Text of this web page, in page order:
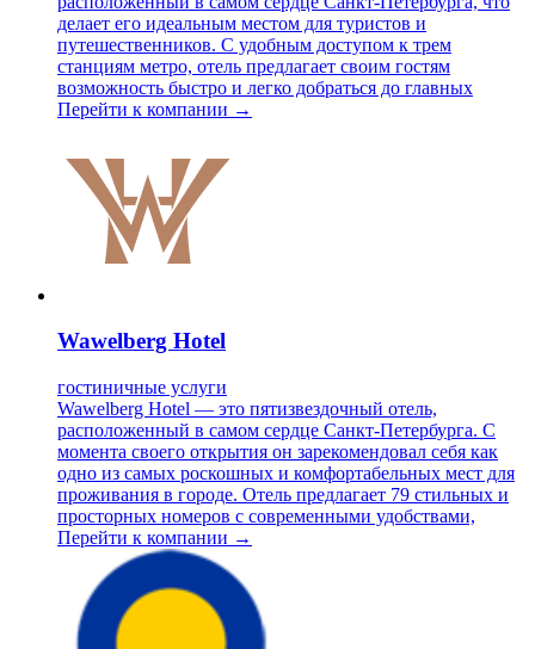
делает его идеальным местом для туристов и
путешественников. С удобным доступом к трем
станциям метро, отель предлагает своим гостям
возможность быстро и легко добраться до главных
Перейти к компании →
Wawelberg Hotel
гостиничные услуги
Wawelberg Hotel — это пятизвездочный отель,
расположенный в самом сердце Санкт-Петербурга. С
момента своего открытия он зарекомендовал себя как
одно из самых роскошных и комфортабельных мест для
проживания в городе. Отель предлагает 79 стильных и
просторных номеров с современными удобствами,
Перейти к компании →